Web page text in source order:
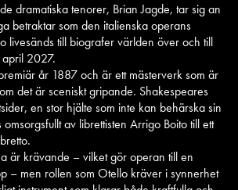
dramatiska tenorer, Brian Jagde, tar sig an
betraktar som den italienska operans
livesänds till biografer världen över och till
april 2027.
år 1887 och är ett mästerverk som är
det är sceniskt gripande. Shakespeares
en stor hjälte som inte kan behärska sin
av librettisten Arrigo Boito till ett
är krävande – vilket gör operan till en
– men rollen som Otello kräver i synnerhet